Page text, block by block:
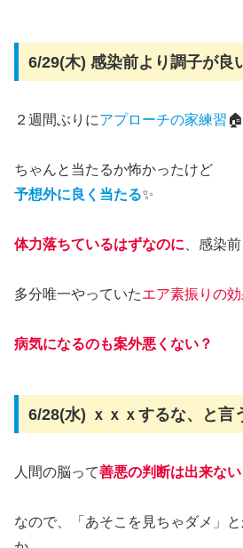
6/29(木) 感染前より調子が良
２週間ぶりにアプローチの家練習 🏠
ちゃんと当たるか怖かったけど
予想外に良く当たる✨
体力落ちているはずなのに 、感染
多分唯一やっていたエア素振りの
病気になるのも案外悪くない？
6/28(水) ｘｘｘするな、と言
人間の脳って善悪の判断は出来ない
なので、「あそこを見ちゃダメ」